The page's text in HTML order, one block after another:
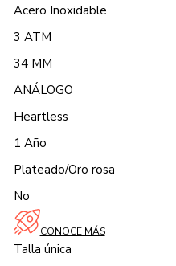
Acero Inoxidable
3 ATM
34 MM
ANÁLOGO
Heartless
1 Año
Plateado/Oro rosa
No
CONOCE MÁS
Talla única